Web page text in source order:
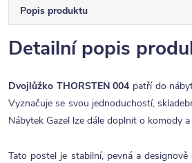
Popis produktu
Detailní popis
Dvojlůžko THORSTEN 004 patří do
Vyznačuje se svou jednoduchostí,
Nábytek Gazel lze dále doplnit o komody
Tato postel je stabilní, pevná a